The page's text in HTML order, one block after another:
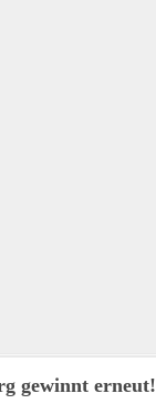
gewinnt erneut!